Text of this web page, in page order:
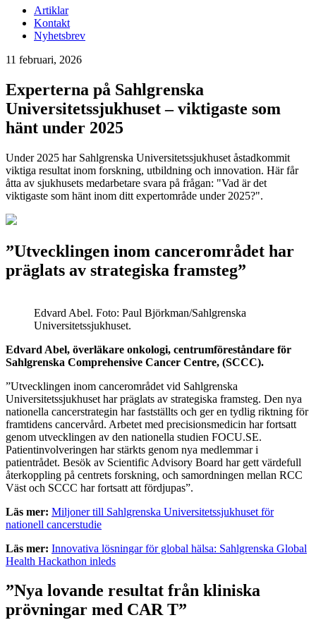
Artiklar
Kontakt
Nyhetsbrev
11 februari, 2026
Experterna på Sahlgrenska
Universitetssjukhuset – viktigaste som
hänt under 2025
Under 2025 har Sahlgrenska Universitetssjukhuset åstadkommit
viktiga resultat inom forskning, utbildning och innovation. Här får
åtta av sjukhusets medarbetare svara på frågan: "Vad är det
viktigaste som hänt inom ditt expertområde under 2025?".
”Utvecklingen inom cancerområdet har
präglats av strategiska framsteg”
Edvard Abel. Foto: Paul Björkman/Sahlgrenska
Universitetssjukhuset.
Edvard Abel, överläkare onkologi, centrumföreståndare för
Sahlgrenska Comprehensive Cancer Centre, (SCCC).
”Utvecklingen inom cancerområdet vid Sahlgrenska
Universitetssjukhuset har präglats av strategiska framsteg. Den nya
nationella cancerstrategin har fastställts och ger en tydlig riktning för
framtidens cancervård. Arbetet med precisionsmedicin har fortsatt
genom utvecklingen av den nationella studien FOCU.SE.
Patientinvolveringen har stärkts genom nya medlemmar i
patientrådet. Besök av Scientific Advisory Board har gett värdefull
återkoppling på centrets forskning, och samordningen mellan RCC
Väst och SCCC har fortsatt att fördjupas”.
Läs mer: Miljoner till Sahlgrenska Universitetssjukhuset för
nationell cancerstudie
Läs mer: Innovativa lösningar för global hälsa: Sahlgrenska Global
Health Hackathon inleds
”Nya lovande resultat från kliniska
prövningar med CAR T”